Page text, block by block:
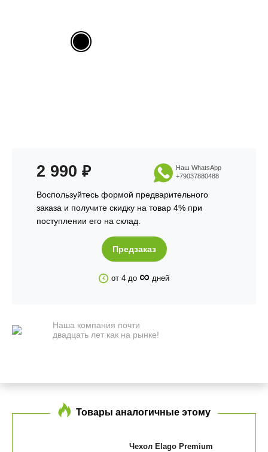
2 990 ₽
Воспользуйтесь формой предварительного
заказа и получите скидку на товар 4% при
поступлении его на склад.
Наш WhatsApp
+79037880488
Предзаказ
от 4 до ∞ дней
Наша компания почти
двадцать лет как на рынке!
Товары аналогичные этому
Чехол Elago Premium